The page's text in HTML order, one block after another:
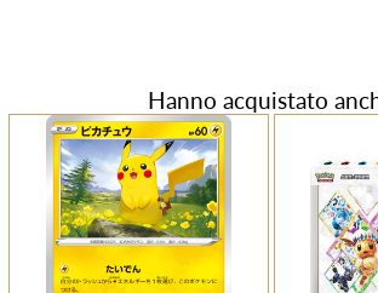
Hanno acquistato